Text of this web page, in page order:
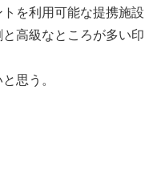
を利用可能な提携施設
高級なところが多い印
思う。